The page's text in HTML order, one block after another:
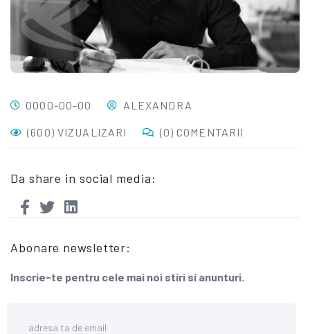
0000-00-00 ALEXANDRA
(600) VIZUALIZARI (0) COMENTARII
Da share in social media:
Abonare newsletter:
Inscrie-te pentru cele mai noi stiri si anunturi.